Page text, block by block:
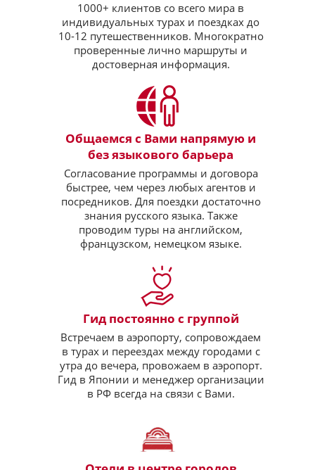
1000+ клиентов со всего мира в
индивидуальных турах и поездках до
10-12 путешественников. Многократно
проверенные лично маршруты и
достоверная информация.
Общаемся с Вами напрямую и
без языкового барьера
Согласование программы и договора
быстрее, чем через любых агентов и
посредников. Для поездки достаточно
знания русского языка. Также
проводим туры на английском,
французском, немецком языке.
Гид постоянно с группой
Встречаем в аэропорту, сопровождаем
в турах и переездах между городами с
утра до вечера, провожаем в аэропорт.
Гид в Японии и менеджер организации
в РФ всегда на связи с Вами.